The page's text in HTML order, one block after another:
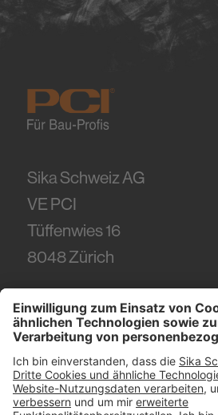
Sika Schweiz AG
VE PCI
Tüffenwies 16
8048Zürich
#PCI